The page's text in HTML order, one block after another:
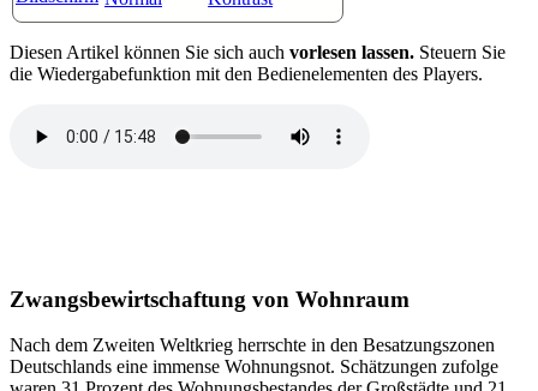
Diesen Artikel können Sie sich auch vorlesen lassen. Steuern Sie
die Wiedergabefunktion mit den Bedienelementen des Players.
Zwangsbewirtschaftung von Wohnraum
Nach dem Zweiten Weltkrieg herrschte in den Besatzungszonen
Deutschlands eine immense Wohnungsnot. Schätzungen zufolge